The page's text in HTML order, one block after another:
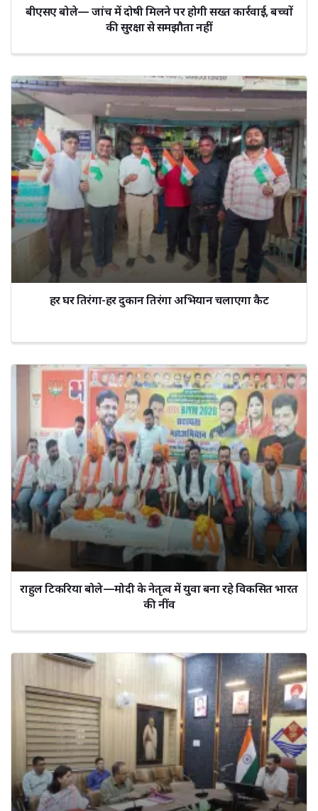
बीएसए बोले— जांच में दोषी मिलने पर होगी सख्त कार्रवाई, बच्चों
की सुरक्षा से समझौता नहीं
हर घर तिरंगा-हर दुकान तिरंगा अभियान चलाएगा कैट
राहुल टिकरिया बोले—मोदी के नेतृत्व में युवा बना रहे विकसित भारत
की नींव